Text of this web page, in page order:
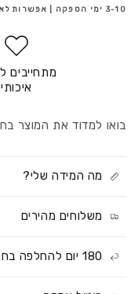
3-10 ימי הספקה | אפשרות לאיסוף עצמי מגיסין 78 פ״ת
מתחייבים
איכותי
בואו למדוד את המוצר בחנות -
מה המידה שלי?
משלוחים מהירים
180 יום להחלפה בחנות